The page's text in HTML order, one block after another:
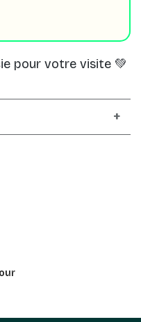
pour votre visite 💚